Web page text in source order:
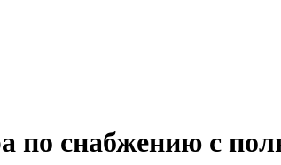
по снабжению с